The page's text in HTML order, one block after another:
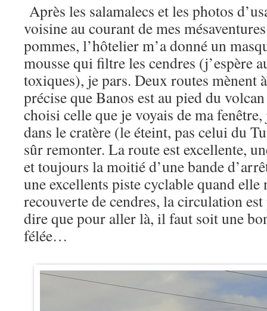
Après les salamalecs et les photos
voisine au courant de mes
pommes, l’hôtelier m’a donné un
mousse qui filtre les cendres (j’espère
toxiques), je pars. Deux routes mènent
précise que Banos est au pied du
choisi celle que je voyais de ma
dans le cratère (le éteint, pas celui du
sûr remonter. La route est excellente,
et toujours la moitié d’une bande
une excellents piste cyclable quand elle
recouverte de cendres, la circulation
dire que pour aller là, il faut soit une
félée…